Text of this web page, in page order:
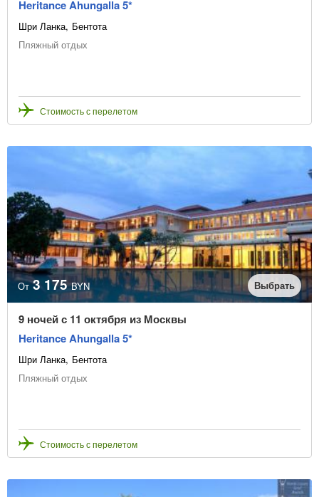
Heritance Ahungalla 5*
Шри Ланка Бентота
Пляжный отдых
Стоимость с перелетом
От 3 175 BYN Выбрать
9 ночей с 11 октября из Москвы
Heritance Ahungalla 5*
Шри Ланка Бентота
Пляжный отдых
Стоимость с перелетом